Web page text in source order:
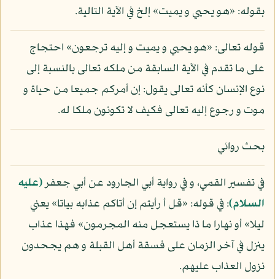
بقوله: «هو يحيي و يميت» إلخ في الآية التالية.
قوله تعالى: «هو يحيي و يميت و إليه ترجعون» احتجاج
على ما تقدم في الآية السابقة من ملكه تعالى بالنسبة إلى
نوع الإنسان كأنه تعالى يقول: إن أمركم جميعا من حياة و
موت و رجوع إليه تعالى فكيف لا تكونون ملكا له.
بحث روائي
في تفسير القمي، و في رواية أبي الجارود عن أبي جعفر(عليه
السلام): في قوله: «قل أ رأيتم إن أتاكم عذابه بياتا» يعني
ليلا» أو نهارا ما ذا يستعجل منه المجرمون» فهذا عذاب
ينزل في آخر الزمان على فسقة أهل القبلة و هم يجحدون
نزول العذاب عليهم.